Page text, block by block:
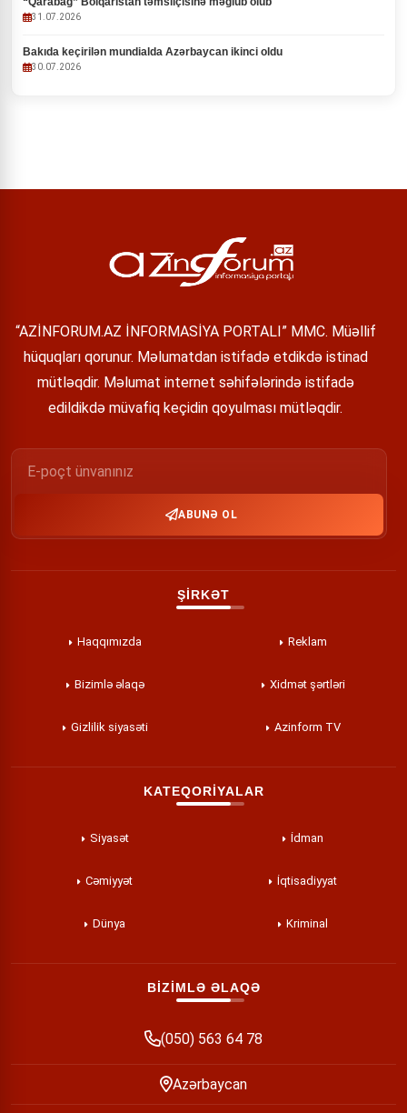
31.07.2026
Bakıda keçirilən mundialda Azərbaycan ikinci oldu
30.07.2026
“AZİNFORUM.AZ İNFORMASİYA PORTALI” MMC. Müəllif
hüquqları qorunur. Məlumatdan istifadə etdikdə istinad
mütləqdir. Məlumat internet səhifələrində istifadə
edildikdə müvafiq keçidin qoyulması mütləqdir.
ABUNƏ OL
ŞİRKƏT
Haqqımızda Reklam
Bizimlə əlaqə Xidmət şərtləri
Gizlilik siyasəti Azinform TV
KATEQORİYALAR
Siyasət İdman
Cəmiyyət İqtisadiyyat
Dünya Kriminal
BİZİMLƏ ƏLAQƏ
(050) 563 64 78
Azərbaycan